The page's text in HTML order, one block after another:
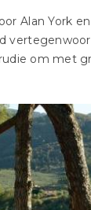
Alan York
om met